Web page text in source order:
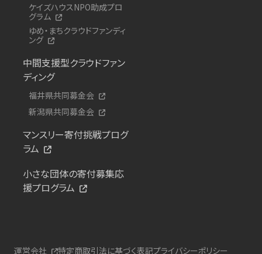
ケイズハウスNPO助成プロ
グラム
ゆめ・まちクラウドファンディ
ング
中間支援型クラウドファン
ディング
福井県共同募金会
新潟県共同募金会
マンスリー寄付挑戦プログ
ラム
小さな団体の寄付募集応
援プログラム
運営会社 特定商取引法に基づく表記プライバシーポリシー